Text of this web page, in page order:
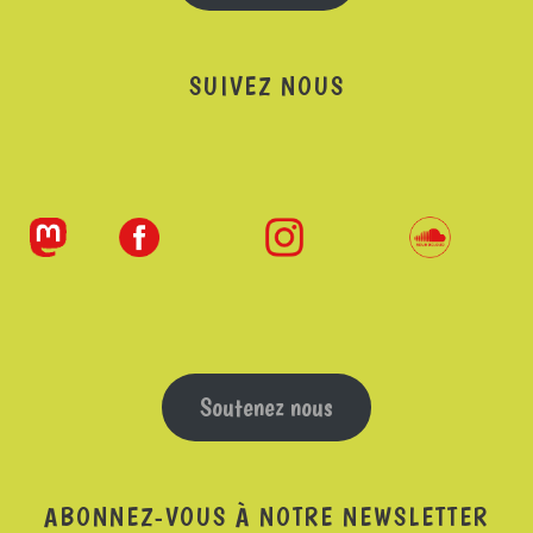
SUIVEZ NOUS
Soutenez nous
ABONNEZ-VOUS À NOTRE NEWSLETTER